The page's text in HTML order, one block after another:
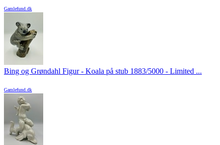
Gamlefund.dk
Bing og Grøndahl Figur - Koala på stub 1883/5000 - Limited ...
Gamlefund.dk